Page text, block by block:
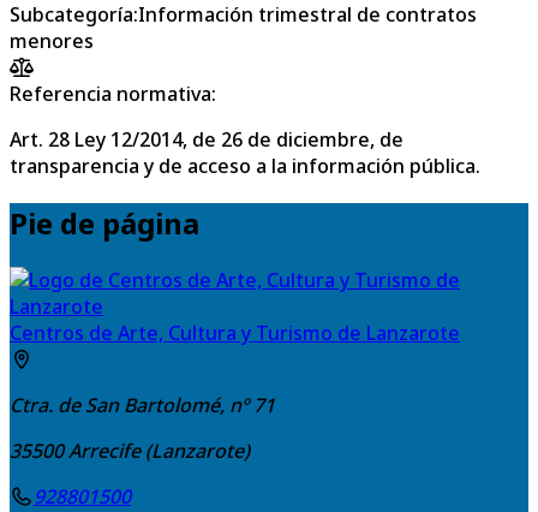
Subcategoría:Información trimestral de contratos
menores
Referencia normativa:
Art. 28 Ley 12/2014, de 26 de diciembre, de
transparencia y de acceso a la información pública.
Pie de página
Centros de Arte, Cultura y Turismo de Lanzarote
Ctra. de San Bartolomé, nº 71
35500Arrecife (Lanzarote)
928801500